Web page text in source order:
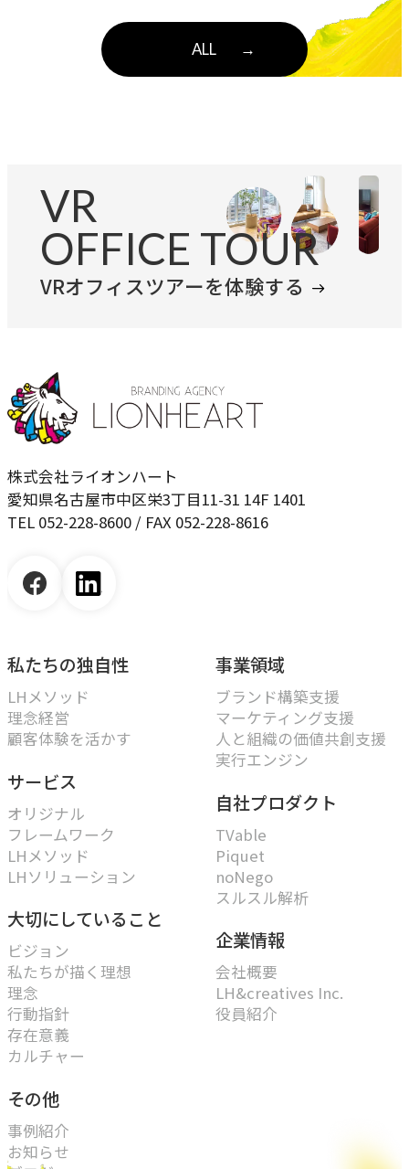
ALL →
VR
OFFICE TOUR
VRオフィスツアーを体験する
株式会社ライオンハート
愛知県名古屋市中区栄3丁目11-31 14F 1401
TEL 052-228-8600 / FAX 052-228-8616
私たちの独自性
LHメソッド
理念経営
顧客体験を活かす
サービス
オリジナル
フレームワーク
LHメソッド
LHソリューション
大切にしていること
ビジョン
私たちが描く理想
理念
行動指針
存在意義
カルチャー
その他
事例紹介
お知らせ
事業領域
ブランド構築支援
マーケティング支援
人と組織の価値共創支援
実行エンジン
自社プロダクト
TVable
Piquet
noNego
スルスル解析
企業情報
会社概要
LH&creatives Inc.
役員紹介